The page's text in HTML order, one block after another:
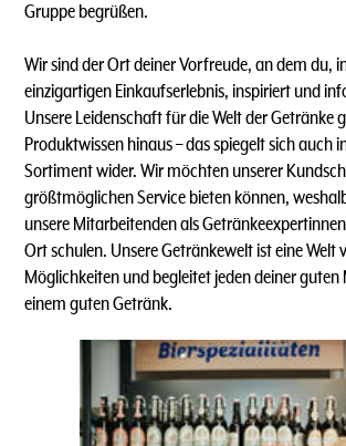
Gruppe begrüßen.
Wir sind der Ort deiner Vorfreude, an dem du,
einzigartigen Einkaufserlebnis, inspiriert und
Unsere Leidenschaft für die Welt der Getränke
Produktwissen hinaus – das spiegelt sich auch
Sortiment wider. Wir möchten unserer
größtmöglichen Service bieten können,
unsere Mitarbeitenden als
Ort schulen. Unsere Getränkewelt ist eine Welt
Möglichkeiten und begleitet jeden deiner
einem guten Getränk.